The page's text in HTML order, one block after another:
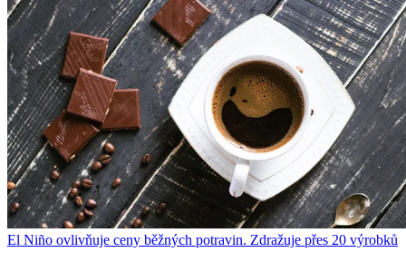
El Niño ovlivňuje ceny běžných potravin. Zdražuje přes 20 výrobků